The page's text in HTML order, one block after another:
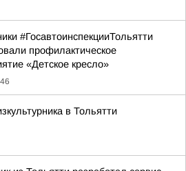
#ГосавтоинспекцииТольятти
профилактическое
«Детское кресло»
в Тольятти